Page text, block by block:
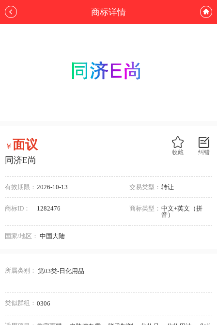
商标详情
纠错
收藏
￥面议
同济E尚
有效期限： 2026-10-13 交易类型： 转让
商标ID： 1282476 商标类型： 中文+英文（拼
音）
国家/地区： 中国大陆
所属类别： 第03类-日化用品
类似群组： 0306